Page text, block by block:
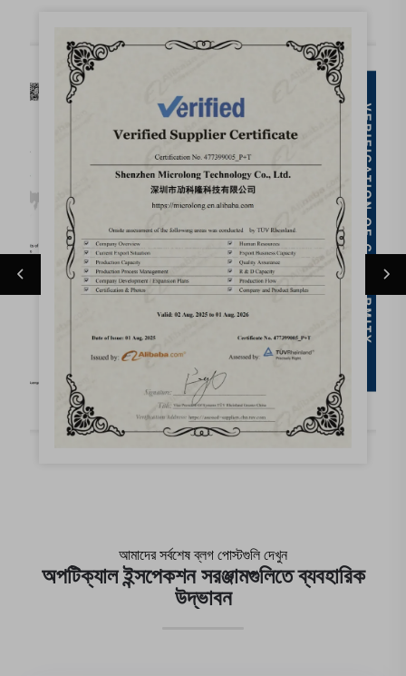
আমাদের সর্বশেষ ব্লগ পোস্টগুলি দেখুন
অপটিক্যাল ইন্সপেকশন সরঞ্জামগুলিতে ব্যবহারিক
উদ্ভাবন